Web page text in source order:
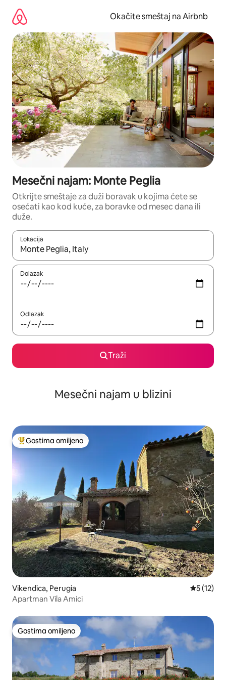
sadržaj
Okačite smeštaj na Airbnb
Mesečni najam: Monte Peglia
Otkrijte smeštaje za duži boravak u kojima ćete se
osećati kao kod kuće, za boravke od mesec dana ili
duže.
Lokacija
Kad su rezultati dostupni, možete da se krećete kroz njih
Dolazak
Odlazak
Traži
Mesečni najam u blizini
Najuspešniji među gostima omiljenim
Gostima omiljeno
Vikendica, Perugia Prosečna
5 (12)
Apartman Vila Amici
Gostima omiljeno
Gostima omiljeno